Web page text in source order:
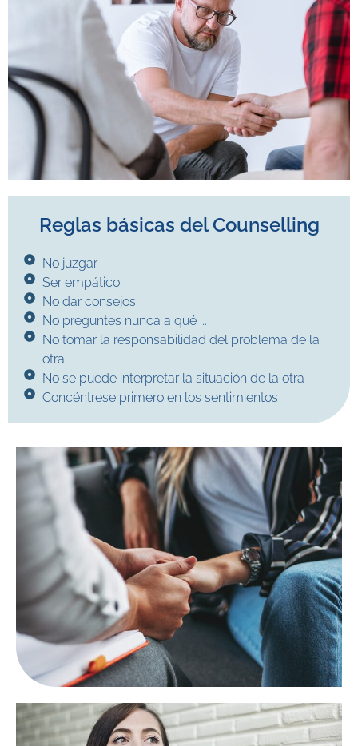
Reglas básicas del Counselling
No juzgar
Ser empático
No dar consejos
No preguntes nunca a qué ...
No tomar la responsabilidad del problema de la
otra
No se puede interpretar la situación de la otra
Concéntrese primero en los sentimientos